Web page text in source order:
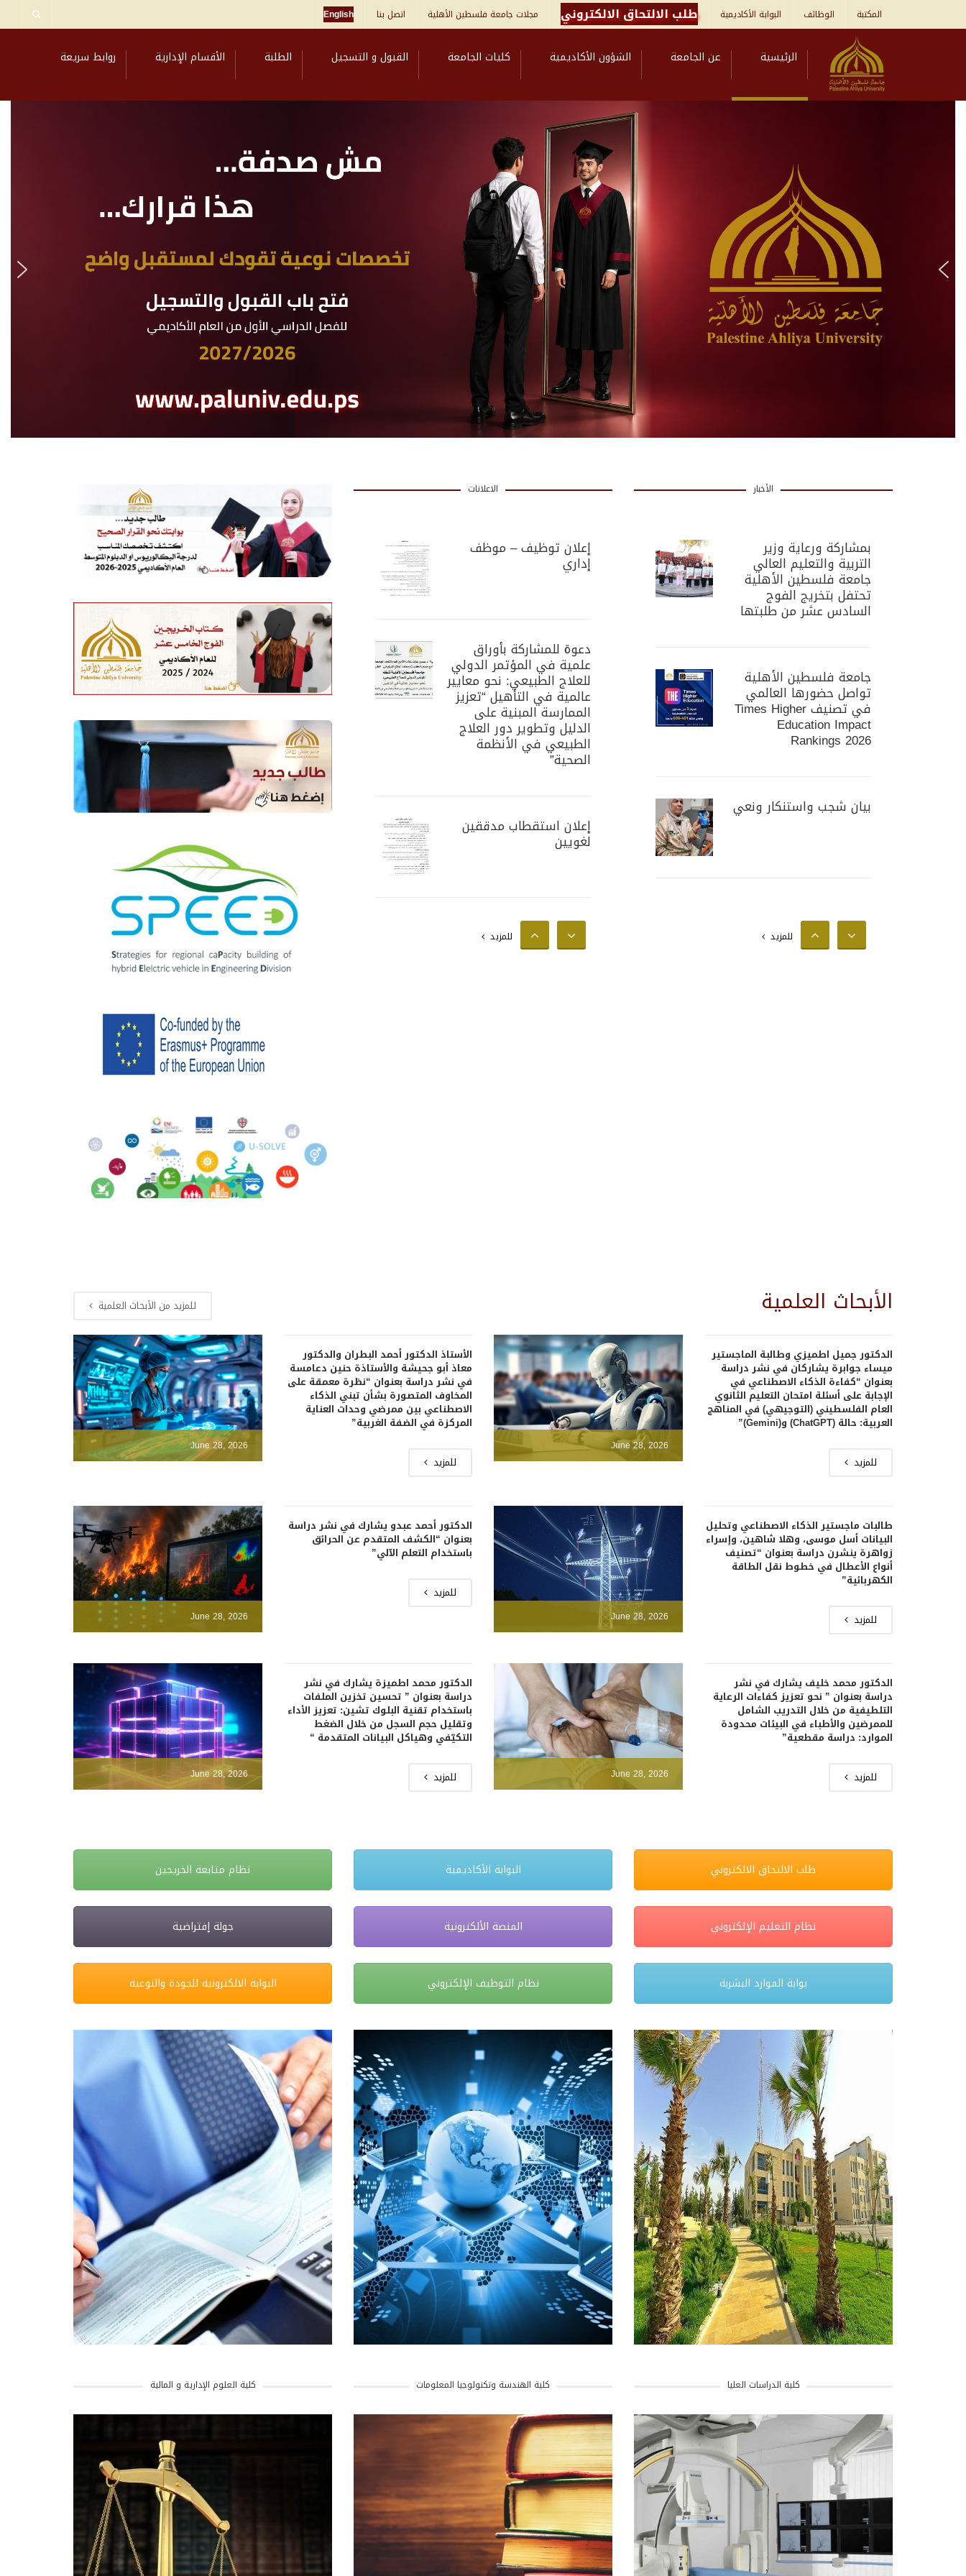
المكتبة الوظائف البوابة الأكاديمية طلب الالتحاق الالكتروني مجلات جامعة فلسطين الأهلية اتصل بنا English
الرئيسية عن الجامعة الشؤون الأكاديمية كليات الجامعة القبول و التسجيل الطلبة الأقسام الإدارية روابط سريعة
الاعلانات
إعلان توظيف – موظف
إداري
دعوة للمشاركة بأوراق
علمية في المؤتمر الدولي
للعلاج الطبيعي: نحو معايير
عالمية في التأهيل “تعزيز
الممارسة المبنية على
الدليل وتطوير دور العلاج
الطبيعي في الأنظمة
الصحية”
إعلان استقطاب مدققين
لغويين
إعلان استقطاب محللين
إحصائيين للمزيد
الأخبار
بمشاركة ورعاية وزير
التربية والتعليم العالي
جامعة فلسطين الأهلية
تحتفل بتخريج الفوج
السادس عشر من طلبتها
جامعة فلسطين الأهلية
تواصل حضورها العالمي
في تصنيف Times Higher
Education Impact
Rankings 2026
بيان شجب واستنكار ونعي
تستضيف وزير الزراعة
الفلسطيني لبحث سبل
تعزيز التعاون المشترك في
للمزيد
الأبحاث العلمية للمزيد من الأبحاث العلمية
June 28, 2026
الأستاذ الدكتور أحمد البطران والدكتور
معاذ أبو جحيشة والأستاذة حنين دعامسة
في نشر دراسة بعنوان “نظرة معمقة على
المخاوف المتصورة بشأن تبني الذكاء
الاصطناعي بين ممرضي وحدات العناية
المركزة في الضفة الغربية”
للمزيد
June 28, 2026
الدكتور جميل اطميزي وطالبة الماجستير
ميساء جوابرة يشاركان في نشر دراسة
بعنوان “كفاءة الذكاء الاصطناعي في
الإجابة على أسئلة امتحان التعليم الثانوي
العام الفلسطيني (التوجيهي) في المناهج
العربية: حالة (ChatGPT) و(Gemini)”
للمزيد
June 28, 2026
الدكتور أحمد عبدو يشارك في نشر دراسة
بعنوان “الكشف المتقدم عن الحرائق
باستخدام التعلم الآلي”
للمزيد
June 28, 2026
طالبات ماجستير الذكاء الاصطناعي وتحليل
البيانات أسل موسى، وهلا شاهين، وإسراء
زواهرة ينشرن دراسة بعنوان “تصنيف
أنواع الأعطال في خطوط نقل الطاقة
الكهربائية”
للمزيد
June 28, 2026
الدكتور محمد اطميزة يشارك في نشر
دراسة بعنوان ” تحسين تخزين الملفات
باستخدام تقنية البلوك تشين: تعزيز الأداء
وتقليل حجم السجل من خلال الضغط
التكيّفي وهياكل البيانات المتقدمة “
للمزيد June 28, 2026
الدكتور محمد خليف يشارك في نشر
دراسة بعنوان ” نحو تعزيز كفاءات الرعاية
التلطيفية من خلال التدريب الشامل
للممرضين والأطباء في البيئات محدودة
الموارد: دراسة مقطعية”
للمزيد
نظام متابعة الخريجين البوابة الأكاديمية طلب الالتحاق الالكتروني
جولة إفتراضية المنصة الألكترونية نظام التعليم الإلكتروني
البوابة الالكترونية للجودة والنوعية نظام التوظيف الإلكتروني بوابة الموارد البشربة
كلية العلوم الإدارية و المالية كلية الهندسة وتكنولوجيا المعلومات كلية الدراسات العليا